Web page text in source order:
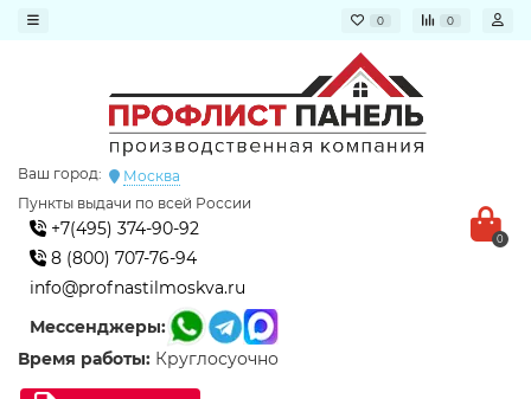
0 0
Ваш город:
Москва
Пункты выдачи по всей России
+7(495) 374-90-92
8 (800) 707-76-94
info@profnastilmoskva.ru
Мессенджеры:
Время работы: Круглосуочно
0